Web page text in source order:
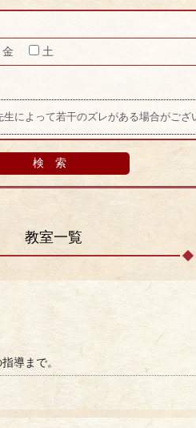
金 土
によって若干のズレがある場合がござ
教室一覧
導まで。